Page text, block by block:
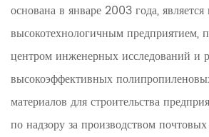
основана в январе 2003 года,
высокотехнологичным предприятием,
центром инженерных исследований и
высокоэффективных
материалов для строительства
по надзору за производством